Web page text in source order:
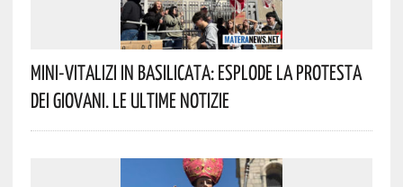
Mini-Vitalizi In Basilicata: Esplode La Protesta
Dei Giovani. Le Ultime Notizie